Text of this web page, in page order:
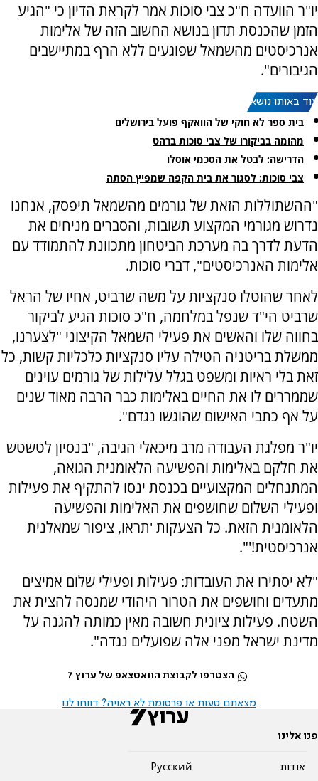
יו"ר הוועדה ח"כ צבי סוכות אמר לקראת הדיון כי "הגיע
הזמן שהכנסת תדון בנושא החשוב הזה של אלימות
אנרכיסטים מהשמאל שפוגעים ללא הרף במתיישבים
הגיבורים".
עוד באותו נושא:
בית ספר לא חוקי של הוואקף פועל בירושלים
מהומה בביקורו של צבי סוכות ברהט
הדרישה: לבטל את הסכמי אוסלו
צבי סוכות: לסגור את בית הקפה שמפיץ הסתה
"ההשתוללות הזאת של גורמים מהשמאל תיפסק, אנחנו
נדרוש מגורמי המקצוע תשובות, והסברים מניחים את
הדעת לדרך בה מערכת הביטחון מתכוונת להתמודד עם
אלימות האנרכיסטים", דברי סוכות.
לאחר שהוטלו סנקציות על משה שרביט, אחיו של הראל
שרביט הי"ד שנפל במלחמה, ח"כ סוכות הגיע לביקור
בחווה שלו והאשים את פעילי השמאל הקיצוני "לצערנו,
ממשלת בריטניה הטילה עליו סנקציות כלכליות קשות, כל
זאת בלי ראיות ומשפט בגלל עלילות של גורמים עוינים
שממררים לו את החיים באלימות כבר הרבה מאוד שנים
על אף כתבי האישום שהוגשו נגדם".
יו"ר מפלגת העבודה מרב מיכאלי הגיבה, "בנסיון לטשטש
את חלקם באלימות והפשיעה הלאומנית הגואה,
המתנחלים המקצועיים בכנסת ינסו להתקיף את פעילות
ופעילי השלום שחושפים את האלימות והפשיעה
הלאומנית הזאת. כל הצעקות 'תראו, ציפור שמאלנית
אנרכיסטית!'".
"לא יסתירו את העובדות: פעילות ופעילי שלום אמיצים
מתעדים וחושפים את הטרור היהודי שמנסה להצית את
השטח. פעילות ציונית חשובה מאין כמותה להגנה על
מדינת ישראל מפני אלה שפועלים נגדה".
הצטרפו לקבוצת הוואטצאפ של ערוץ 7
מצאתם טעות או פרסומת לא ראויה? דווחו לנו
פנו אלינו
אודות
Pусский